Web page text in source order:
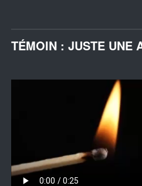
TÉMOIN : JUSTE UNE